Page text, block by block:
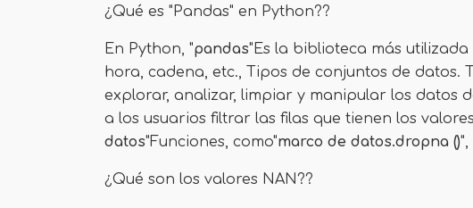
¿Qué es "Pandas" en Python??
En Python, "pandas"Es la biblioteca más
hora, cadena, etc., Tipos de conjuntos de datos.
explorar, analizar, limpiar y manipular los datos
a los usuarios filtrar las filas que tienen los
datos"Funciones, como"marco de datos.dropna ()",
¿Qué son los valores NAN??